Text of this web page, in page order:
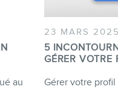
au
23 MARS
5
GÉRER VOTRE
Gérer votre